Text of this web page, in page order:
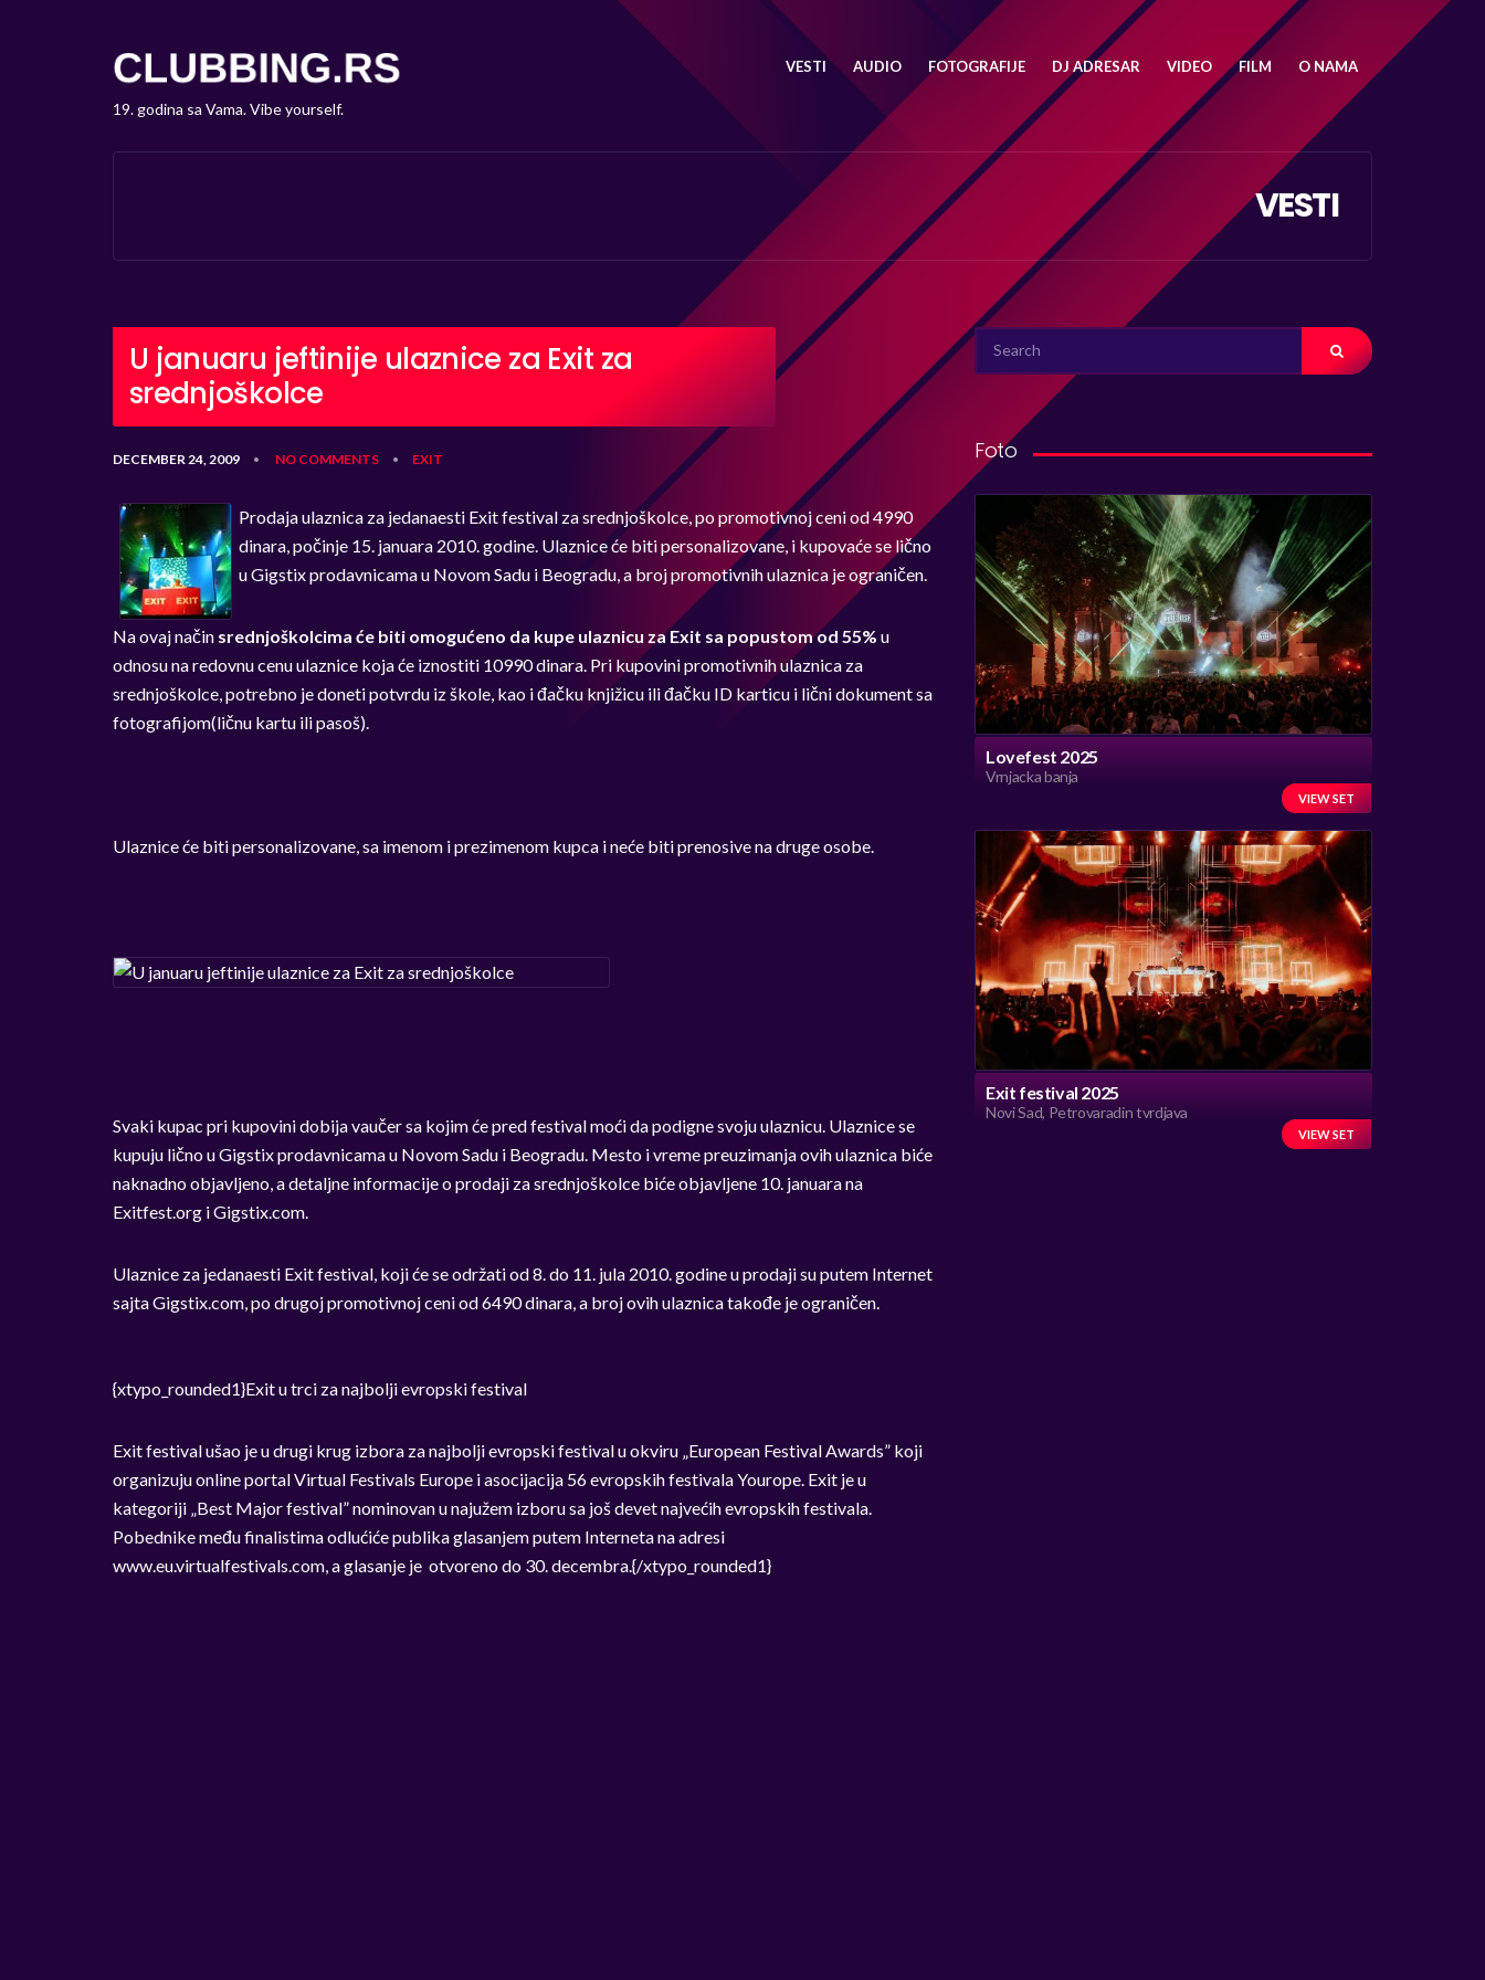
19. godina sa Vama. Vibe yourself.
VESTI AUDIO FOTOGRAFIJE DJ ADRESAR VIDEO FILM O NAMA
VESTI
U januaru jeftinije ulaznice za Exit za
srednjoškolce
DECEMBER 24, 2009 • NO COMMENTS • EXIT
Prodaja ulaznica za jedanaesti Exit festival za srednjoškolce, po promotivnoj ceni od 4990
dinara, počinje 15. januara 2010. godine. Ulaznice će biti personalizovane, i kupovaće se lično
u Gigstix prodavnicama u Novom Sadu i Beogradu, a broj promotivnih ulaznica je ograničen.
Na ovaj način srednjoškolcima će biti omogućeno da kupe ulaznicu za Exit sa popustom od 55% u
odnosu na redovnu cenu ulaznice koja će iznostiti 10990 dinara. Pri kupovini promotivnih ulaznica za
srednjoškolce, potrebno je doneti potvrdu iz škole, kao i đačku knjižicu ili đačku ID karticu i lični dokument sa
fotografijom(ličnu kartu ili pasoš).
Ulaznice će biti personalizovane, sa imenom i prezimenom kupca i neće biti prenosive na druge osobe.
Svaki kupac pri kupovini dobija vaučer sa kojim će pred festival moći da podigne svoju ulaznicu. Ulaznice se
kupuju lično u Gigstix prodavnicama u Novom Sadu i Beogradu. Mesto i vreme preuzimanja ovih ulaznica biće
naknadno objavljeno, a detaljne informacije o prodaji za srednjoškolce biće objavljene 10. januara na
Exitfest.org i Gigstix.com.
Ulaznice za jedanaesti Exit festival, koji će se održati od 8. do 11. jula 2010. godine u prodaji su putem Internet
sajta Gigstix.com, po drugoj promotivnoj ceni od 6490 dinara, a broj ovih ulaznica takođe je ograničen.
{xtypo_rounded1}Exit u trci za najbolji evropski festival
Exit festival ušao je u drugi krug izbora za najbolji evropski festival u okviru „European Festival Awards” koji
organizuju online portal Virtual Festivals Europe i asocijacija 56 evropskih festivala Yourope. Exit je u
kategoriji „Best Major festival” nominovan u najužem izboru sa još devet najvećih evropskih festivala.
Pobednike među finalistima odlućiće publika glasanjem putem Interneta na adresi
www.eu.virtualfestivals.com, a glasanje je otvoreno do 30. decembra.{/xtypo_rounded1}
SEARCH
FOR:
Foto
Lovefest 2025
Vrnjacka banja
VIEW SET
Exit festival 2025
Novi Sad, Petrovaradin tvrdjava
VIEW SET